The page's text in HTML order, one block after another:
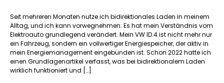
Seit mehreren Monaten nutze ich bidirektionales Laden in meinem
Alltag, und ich kann vorwegnehmen: Es hat mein Verständnis vom
Elektroauto grundlegend verändert. Mein VW ID.4 ist nicht mehr nur
ein Fahrzeug, sondern ein vollwertiger Energiespeicher, der aktiv in
mein Energiemanagement eingebunden ist. Schon 2022 hatte ich
einen Grundlagenartikel verfasst, was bei bidirektionalem Laden
wirklich funktioniert und […]